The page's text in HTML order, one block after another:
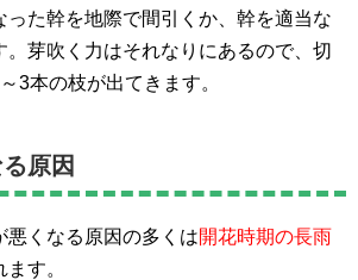
った幹を地際で間引くか、幹を適当な
。芽吹く力はそれなりにあるので、切
3本の枝が出てきます。
原因
悪くなる原因の多くは開花時期の長雨
す。